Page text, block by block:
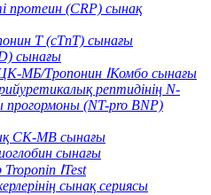
протеин (CRP) сынақ
T (cTnT) сынағы
сынағы
МБ/Тропонин ⅠКомбо сынағы
рептидінің N-
прогормоны (NT-pro BNP)
CK-MB сынағы
сынағы
Troponin ⅠTest
сынақ сериясы